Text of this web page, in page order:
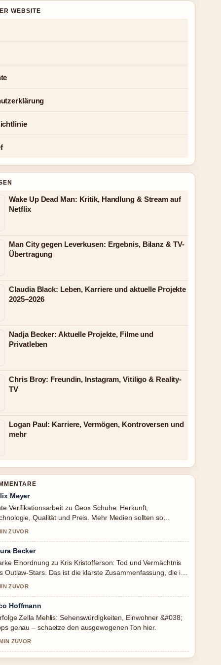
WEBSITE
Wake Up Dead Man: Kritik, Handlung & Stream auf
Netflix
Man City gegen Leverkusen: Ergebnis, Bilanz & TV-
Übertragung
Claudia Black: Leben, Karriere und aktuelle Projekte
2025–2026
Nadja Becker: Aktuelle Projekte, Filme und
Privatleben
Chris Broy: Freundin, Instagram, Vitiligo & Reality-
TV
Logan Paul: Karriere, Vermögen, Kontroversen und
mehr
Meyer
Verifikationsarbeit zu Geox Schuhe: Herkunft,
Qualität und Preis. Mehr Medien sollten so
ZUVOR
Becker
Einordnung zu Kris Kristofferson: Tod und Vermächtnis
Outlaw-Stars. Das ist die klarste Zusammenfassung, die ich
ZUVOR
Hoffmann
Zella Mehlis: Sehenswürdigkeiten, Einwohner &#038;
genau – schaetze den ausgewogenen Ton hier.
ZUVOR